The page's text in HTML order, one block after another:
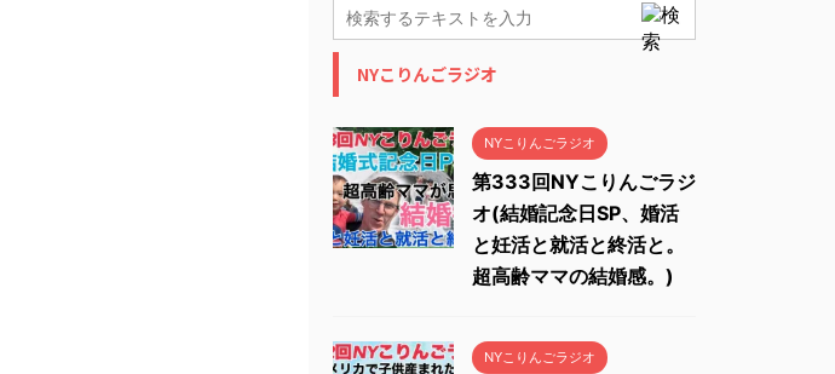
NYこりんごラジオ
NYこりんごラジオ
第333回NYこりんごラジ
オ(結婚記念日SP、婚活
と妊活と就活と終活と。
超高齢ママの結婚感。)
NYこりんごラジオ